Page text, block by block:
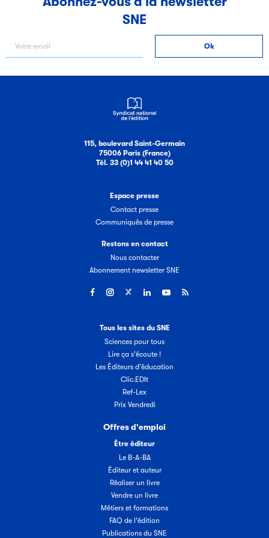
SNE
115, boulevard Saint-Germain
75006 Paris (France)
Tél. 33 (0)1 44 41 40 50
Espace presse
Contact presse
Communiqués de presse
Restons en contact
Nous contacter
Abonnement newsletter SNE
Tous les sites du SNE
Sciences pour tous
Lire ça s'écoute !
Les Éditeurs d'éducation
Clic.EDIt
Ref-Lex
Prix Vendredi
Offres d'emploi
Être éditeur
Le B-A-BA
Éditeur et auteur
Réaliser un livre
Vendre un livre
Métiers et formations
FAQ de l'édition
Publications du SNE
Filéas